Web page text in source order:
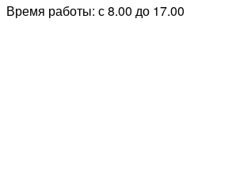
Время работы: с 8.00 до 17.00